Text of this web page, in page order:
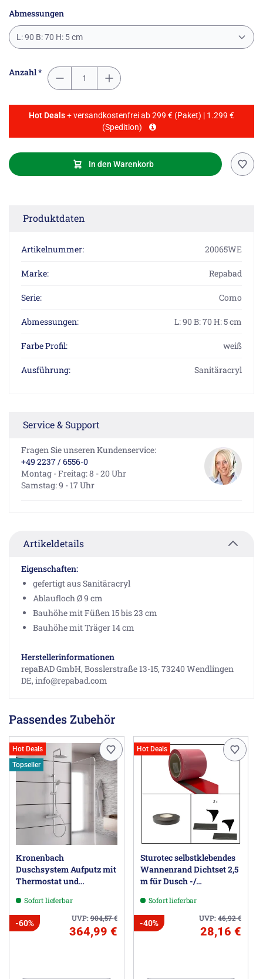
Abmessungen
L: 90 B: 70 H: 5 cm
Anzahl *
Hot Deals+ versandkostenfrei ab 299 € (Paket) | 1.299 €
(Spedition)
In den Warenkorb
Produktdaten
Artikelnummer: 20065WE
Marke: Repabad
Serie: Como
Abmessungen: L: 90 B: 70 H: 5 cm
Farbe Profil: weiß
Ausführung: Sanitäracryl
Service & Support
Fragen Sie unseren Kundenservice:
+49 2237 / 6556-0
Montag - Freitag: 8 - 20 Uhr
Samstag: 9 - 17 Uhr
Artikeldetails
Eigenschaften:
gefertigt aus Sanitäracryl
Ablaufloch Ø 9 cm
Bauhöhe mit Füßen 15 bis 23 cm
Bauhöhe mit Träger 14 cm
Herstellerinformationen
repaBAD GmbH, Bosslerstraße 13-15, 73240 Wendlingen
DE, info@repabad.com
Passendes Zubehör
Hot Deals
Topseller
Kronenbach
Duschsystem Aufputz mit
Thermostat und
rundSofort lieferbar
UVP:904,57€
-60%
364,99 €
Hot Deals
Sturotec selbstklebendes
Wannenrand Dichtset 2,5
m für Dusch -/
Sofort lieferbar
UVP:46,92€
-40%
28,16 €